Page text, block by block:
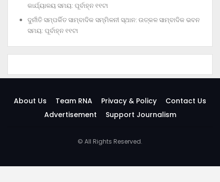
କାର୍ଯ୍ୟାଳୟ ସମୟ: ପୂର୍ବାହ୍ନ ୧୧ଟା
ଦୁର୍ନୀତି ସମ୍ପର୍କିତ ସାମ୍ବାଦିକ ସମ୍ମିଳନୀ ସ୍ଥାନ: ଉତ୍କଳ ସାମ୍ବାଦିକ ଭବନ
ସମୟ: ପୂର୍ବାହ୍ନ ୧୧ଟା
About Us Team RNA Privacy & Policy
Contact Us
Advertisement
Support Journalism
© All Rights Reserved.